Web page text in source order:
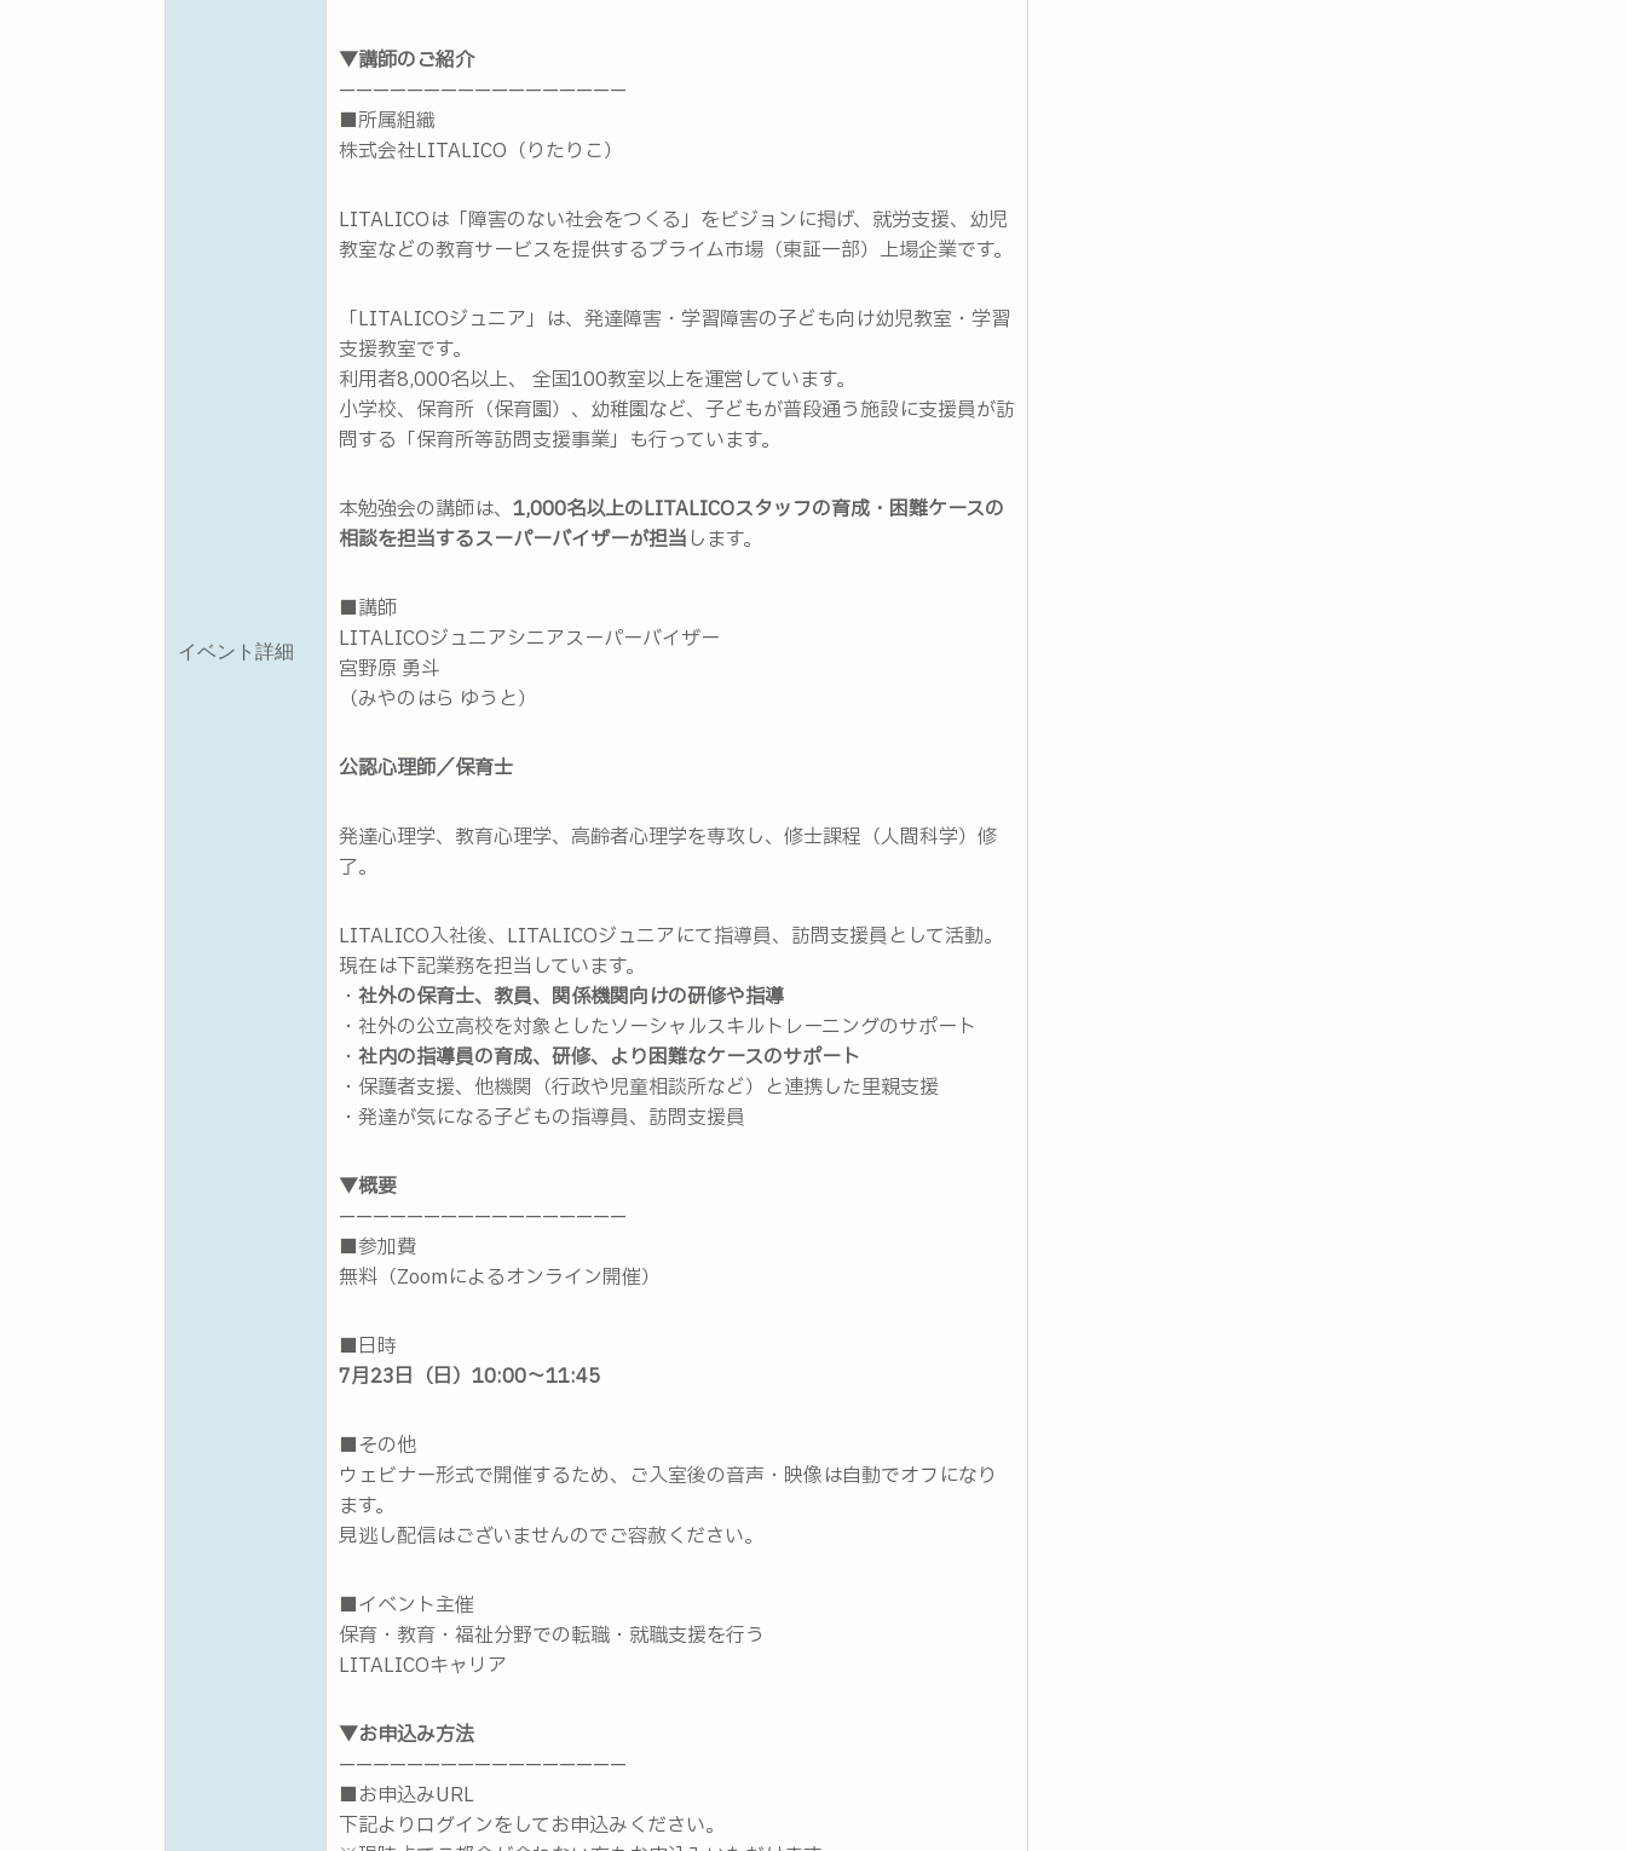
イベント詳細
▼講師のご紹介
—————————————————
■所属組織
株式会社LITALICO（りたりこ）
LITALICOは「障害のない社会をつくる」をビジョンに掲げ、就労支援、幼児
教室などの教育サービスを提供するプライム市場（東証一部）上場企業です。
「LITALICOジュニア」は、発達障害・学習障害の子ども向け幼児教室・学習
支援教室です。
利用者8,000名以上、 全国100教室以上を運営しています。
小学校、保育所（保育園）、幼稚園など、子どもが普段通う施設に支援員が訪
問する「保育所等訪問支援事業」も行っています。
本勉強会の講師は、 1,000名以上のLITALICOスタッフの育成・困難ケースの
相談を担当するスーパーバイザーが担当 します。
■講師
LITALICOジュニアシニアスーパーバイザー
宮野原 勇斗
（みやのはら ゆうと）
公認心理師／保育士
発達心理学、教育心理学、高齢者心理学を専攻し、修士課程（人間科学）修
了。
LITALICO入社後、LITALICOジュニアにて指導員、訪問支援員として活動。
現在は下記業務を担当しています。
・ 社外の保育士、教員、関係機関向けの研修や指導
・社外の公立高校を対象としたソーシャルスキルトレーニングのサポート
・ 社内の指導員の育成、研修、より困難なケースのサポート
・保護者支援、他機関（行政や児童相談所など）と連携した里親支援
・発達が気になる子どもの指導員、訪問支援員
▼概要
—————————————————
■参加費
無料（Zoomによるオンライン開催）
■日時
7月23日（日）10:00～11:45
■その他
ウェビナー形式で開催するため、ご入室後の音声・映像は自動でオフになり
ます。
見逃し配信はございませんのでご容赦ください。
■イベント主催
保育・教育・福祉分野での転職・就職支援を行う
LITALICOキャリア
▼お申込み方法
—————————————————
■お申込みURL
下記よりログインをしてお申込みください。